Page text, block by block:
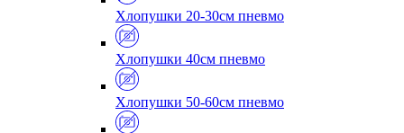
Хлопушки 20-30см пневмо
Хлопушки 40см пневмо
Хлопушки 50-60см пневмо